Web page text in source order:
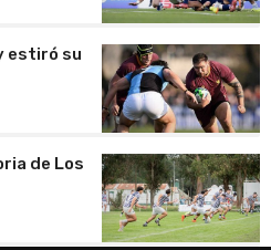
estiró su
de Los